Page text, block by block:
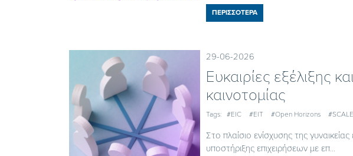
ΠΕΡΙΣΣΟΤΕΡΑ
29-06-2026
Ευκαιρίες εξέλιξης
καινοτομίας
Tags: #EIC #EIT #Open Horizons
Στο πλαίσιο ενίσχυσης της
υποστήριξης επιχειρήσεων με επ...